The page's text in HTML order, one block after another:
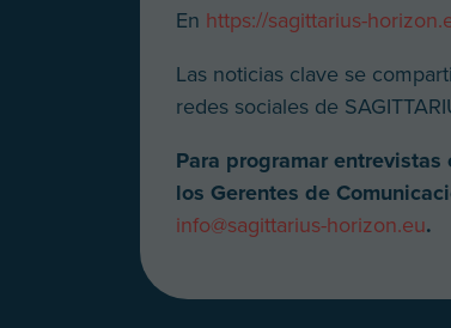
En https://sagittarius-
Las noticias clave se
redes sociales de
Para programar entrevistas
los Gerentes de
info@sagittarius-horizon.eu.